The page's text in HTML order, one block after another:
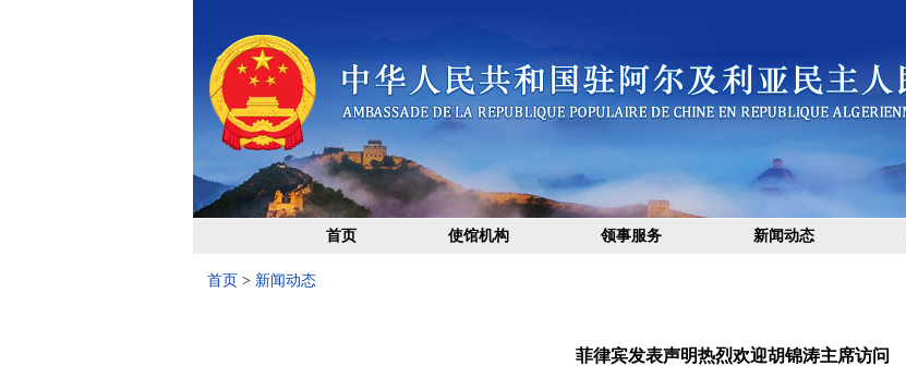
首页 使馆机构 领事服务 新闻动态
首页 > 新闻动态
菲律宾发表声明热烈欢迎胡锦涛主席访问